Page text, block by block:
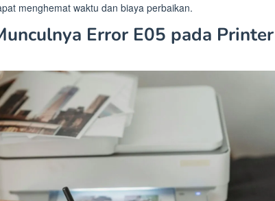
menghemat waktu dan biaya perbaikan.
Error E05 pada Printer